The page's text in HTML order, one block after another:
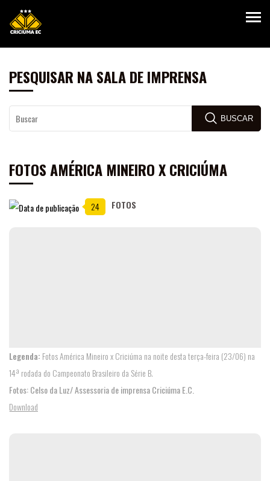
HOME
PESQUISAR NA SALA DE IMPRENSA
BUSCAR
FOTOS AMÉRICA MINEIRO X CRICIÚMA
24 FOTOS
Legenda: Fotos América Mineiro x Criciúma na noite desta terça-feira (23/06) na
14ª rodada do Campeonato Brasileiro da Série B.
Fotos: Celso da Luz/ Assessoria de imprensa Criciúma E.C.
Download